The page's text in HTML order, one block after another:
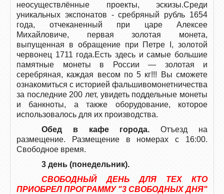
неосуществлённые проекты, эскизы.Среди
уникальных экспонатов - сребряный рубль 1654
года, отчеканенный при царе Алексее
Михайловиче, первая золотая монета,
выпущенная в обращение при Петре I, золотой
червонец 1711 года.Есть здесь и самые большие
памятные монеты в России — золотая и
серебряная, каждая весом по 5 кг!!! Вы сможете
ознакомиться с историей фальшивомонетничества
за последние 200 лет, увидеть поддельные монеты
и банкноты, а также оборудование, которое
использовалось для их производства.
Обед в кафе города.Отъезд на
размещение. Размещение в номерах с 16:00.
Свободное время.
3 день (понедельник).
СВОБОДНЫЙ ДЕНЬ ДЛЯ ТЕХ КТО
ПРИОБРЕЛ ПРОГРАММУ "3 СВОБОДНЫХ ДНЯ"